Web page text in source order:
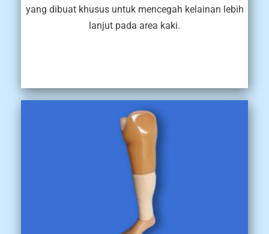
yang dibuat khusus untuk mencegah kelainan lebih
lanjut pada area kaki.